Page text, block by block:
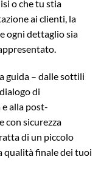
o che tu stia
ai clienti, la
ogni dettaglio sia
guida – dalle sottili
di
e alla post-
con sicurezza
di un piccolo
qualità finale dei tuoi